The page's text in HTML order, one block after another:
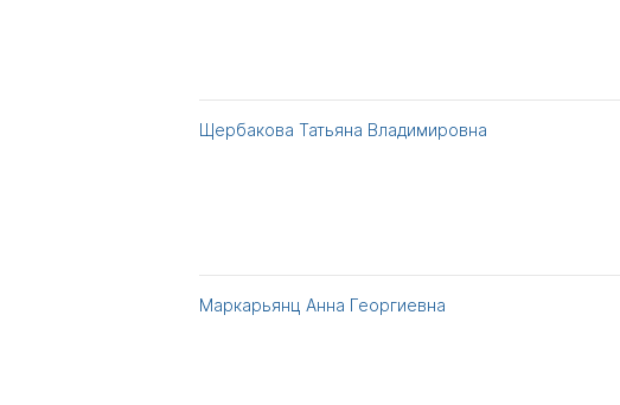
Щербакова Татьяна Владимировна
Маркарьянц Анна Георгиевна